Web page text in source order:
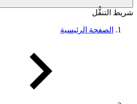
شريط التنقُّل
الصفحة الرئيسية